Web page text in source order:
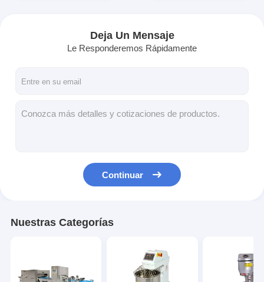
Deja Un Mensaje
Le Responderemos Rápidamente
Continuar
Nuestras Categorías